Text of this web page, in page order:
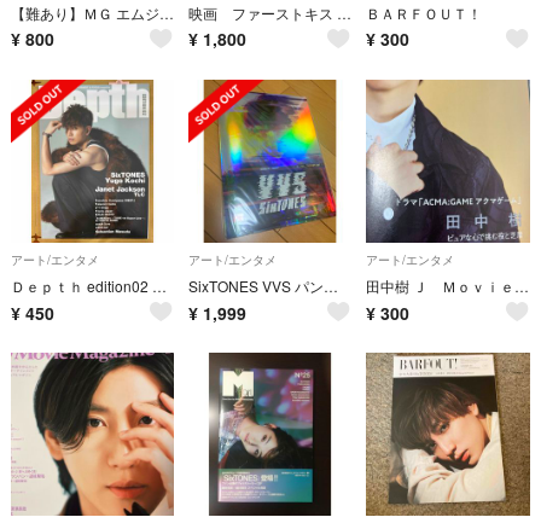
【難あり】ＭＧ エムジー No.6
¥ 800
映画 ファーストキス 1ST KISS パンフ フライヤー3枚付 松村北斗
¥ 1,800
ＢＡＲＦＯＵＴ！
¥ 300
アート/エンタメ
Ｄｅｐｔｈ edition02 抜けあり
¥ 450
アート/エンタメ
SixTONES VVS パンフレット
¥ 1,999
アート/エンタメ
田中樹 Ｊ Ｍｏｖｉｅ Ｍａｇａｚｉｎｅ vol.106
¥ 300